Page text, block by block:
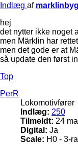
Indlæg af
hej
det nytter ikke noget
men Märklin har
men det gode er at
så update den først
Top
PerR
Lokomotivfører
Indlæg: 250
Tilmeldt: 24
Digital: Ja
Scale: H0 - 3-